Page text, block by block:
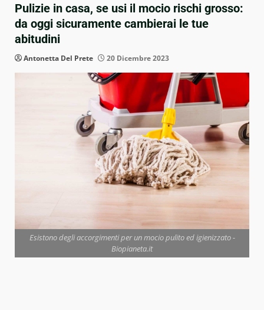
Pulizie in casa, se usi il mocio rischi grosso:
da oggi sicuramente cambierai le tue
abitudini
Antonetta Del Prete 20 Dicembre 2023
Esistono degli accorgimenti per un mocio pulito ed igienizzato -
Biopianeta.it